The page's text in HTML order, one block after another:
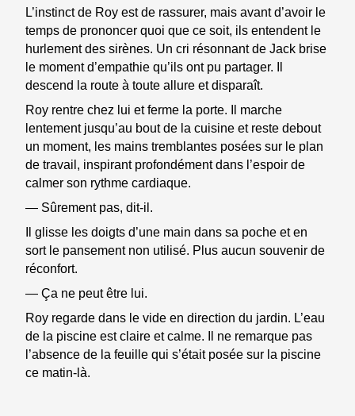
L’instinct de Roy est de rassurer, mais avant d’avoir le
temps de prononcer quoi que ce soit, ils entendent le
hurlement des sirènes. Un cri résonnant de Jack brise
le moment d’empathie qu’ils ont pu partager. Il
descend la route à toute allure et disparaît.
Roy rentre chez lui et ferme la porte. Il marche
lentement jusqu’au bout de la cuisine et reste debout
un moment, les mains tremblantes posées sur le plan
de travail, inspirant profondément dans l’espoir de
calmer son rythme cardiaque.
— Sûrement pas, dit-il.
Il glisse les doigts d’une main dans sa poche et en
sort le pansement non utilisé. Plus aucun souvenir de
réconfort.
— Ça ne peut être lui.
Roy regarde dans le vide en direction du jardin. L’eau
de la piscine est claire et calme. Il ne remarque pas
l’absence de la feuille qui s’était posée sur la piscine
ce matin-là.
FICTION
15